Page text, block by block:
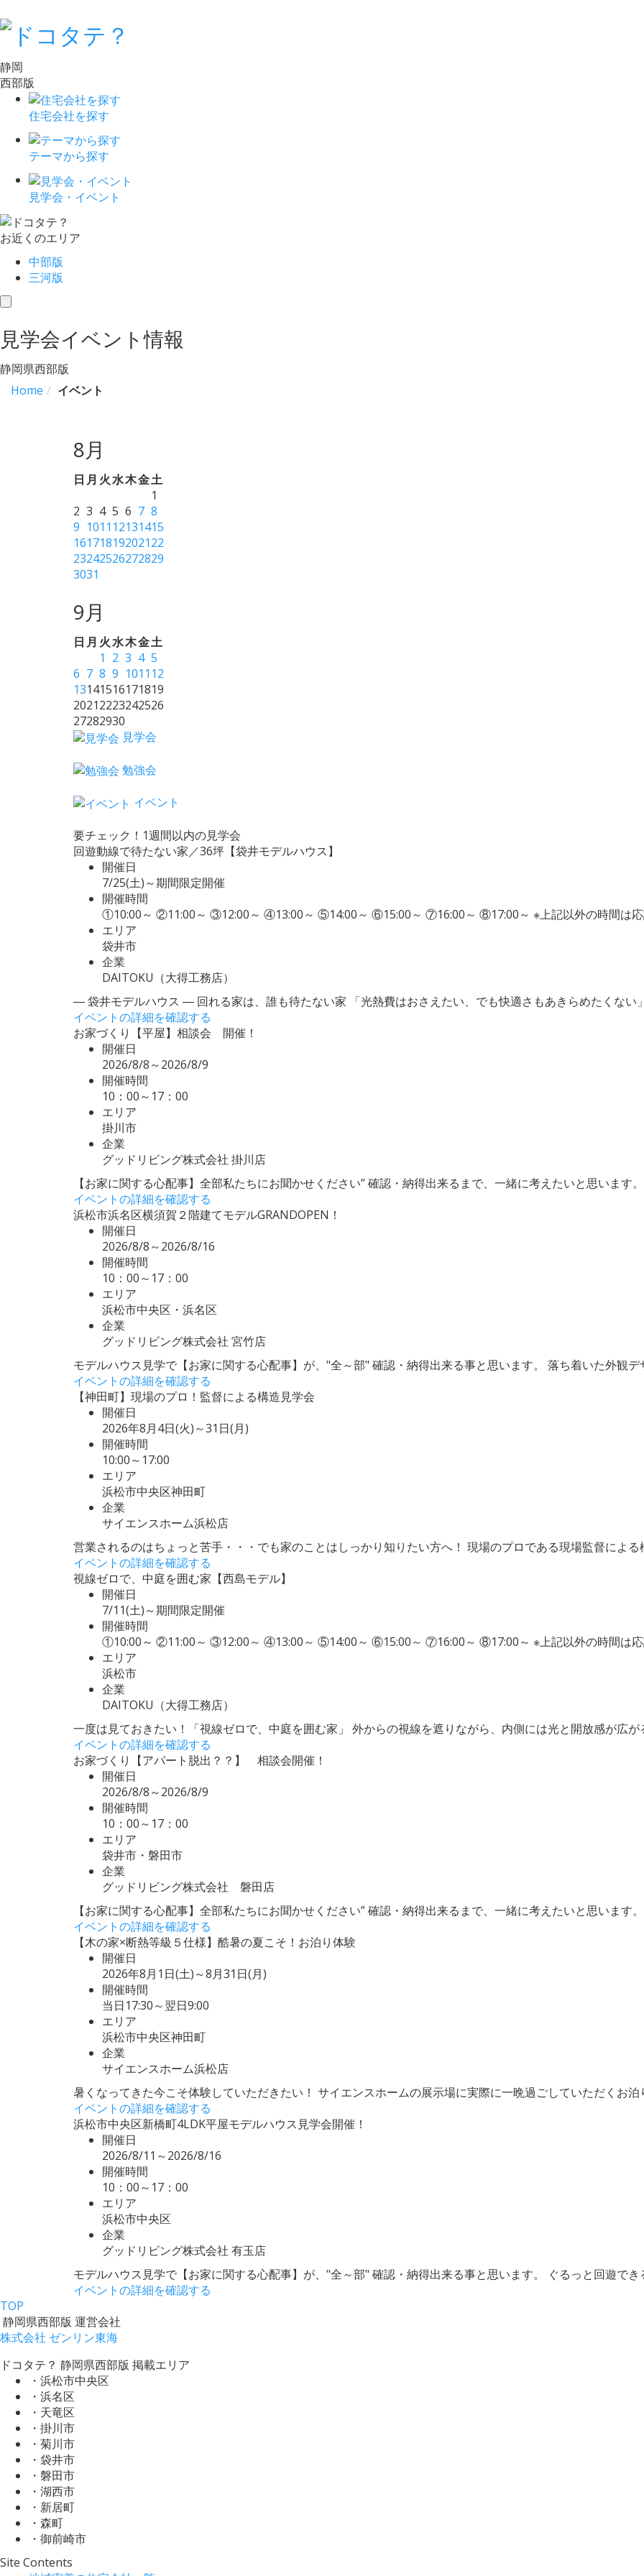
静岡
西部版
住宅会社を探す
テーマから探す
見学会・イベント
お近くのエリア
中部版
三河版
toggle
見学会イベント情報
静岡県西部版
Home
イベント
8月
日 月 火水木金土
1
2 3 4 5 6 7 8
9 1011 12131415
16171819202122
23242526272829
3031
9月
日 月 火水木金土
1 2 3 4 5
6 7 8 9 1011 12
13141516171819
20212223242526
27282930
見学会
勉強会
イベント
要チェック！1週間以内の見学会
回遊動線で待たない家／36坪【袋井モデルハウス】
開催日
7/25(土)～期間限定開催
開催時間
①10:00～ ②11:00～ ③12:00～ ④13:00～ ⑤14:00～ ⑥15:00～ ⑦16:00～ ⑧17:00～ ※上記以外の時間は
エリア
袋井市
企業
DAITOKU（大得工務店）
― 袋井モデルハウス ― 回れる家は、誰も待たない家 「光熱費はおさえたい、でも快適さもあきらめたくない
イベントの詳細を確認する
お家づくり【平屋】相談会 開催！
開催日
2026/8/8～2026/8/9
開催時間
10：00～17：00
エリア
掛川市
企業
グッドリビング株式会社 掛川店
【お家に関する心配事】全部私たちにお聞かせください” 確認・納得出来るまで、一緒に考えたいと思います
イベントの詳細を確認する
浜松市浜名区横須賀２階建てモデルGRANDOPEN！
開催日
2026/8/8～2026/8/16
開催時間
10：00～17：00
エリア
浜松市中央区・浜名区
企業
グッドリビング株式会社 宮竹店
モデルハウス見学で【お家に関する心配事】が、"全～部" 確認・納得出来る事と思います。 落ち着いた外観
イベントの詳細を確認する
【神田町】現場のプロ！監督による構造見学会
開催日
2026年8月4日(火)～31日(月)
開催時間
10:00～17:00
エリア
浜松市中央区神田町
企業
サイエンスホーム浜松店
営業されるのはちょっと苦手・・・でも家のことはしっかり知りたい方へ！ 現場のプロである現場監督によ
イベントの詳細を確認する
視線ゼロで、中庭を囲む家【西島モデル】
開催日
7/11(土)～期間限定開催
開催時間
①10:00～ ②11:00～ ③12:00～ ④13:00～ ⑤14:00～ ⑥15:00～ ⑦16:00～ ⑧17:00～ ※上記以外の時間は
エリア
浜松市
企業
DAITOKU（大得工務店）
一度は見ておきたい！「視線ゼロで、中庭を囲む家」 外からの視線を遮りながら、内側には光と開放感が広
イベントの詳細を確認する
お家づくり【アパート脱出？？】 相談会開催！
開催日
2026/8/8～2026/8/9
開催時間
10：00～17：00
エリア
袋井市・磐田市
企業
グッドリビング株式会社 磐田店
【お家に関する心配事】全部私たちにお聞かせください” 確認・納得出来るまで、一緒に考えたいと思います
イベントの詳細を確認する
【木の家×断熱等級５仕様】酷暑の夏こそ！お泊り体験
開催日
2026年8月1日(土)～8月31日(月)
開催時間
当日17:30～翌日9:00
エリア
浜松市中央区神田町
企業
サイエンスホーム浜松店
暑くなってきた今こそ体験していただきたい！ サイエンスホームの展示場に実際に一晩過ごしていただくお
イベントの詳細を確認する
浜松市中央区新橋町4LDK平屋モデルハウス見学会開催！
開催日
2026/8/11～2026/8/16
開催時間
10：00～17：00
エリア
浜松市中央区
企業
グッドリビング株式会社 有玉店
モデルハウス見学で【お家に関する心配事】が、"全～部" 確認・納得出来る事と思います。 ぐるっと回遊で
イベントの詳細を確認する
TOP
静岡県西部版 運営会社
株式会社 ゼンリン東海
ドコタテ？ 静岡県西部版 掲載エリア
・浜松市中央区
・浜名区
・天竜区
・掛川市
・菊川市
・袋井市
・磐田市
・湖西市
・新居町
・森町
・御前崎市
Site Contents